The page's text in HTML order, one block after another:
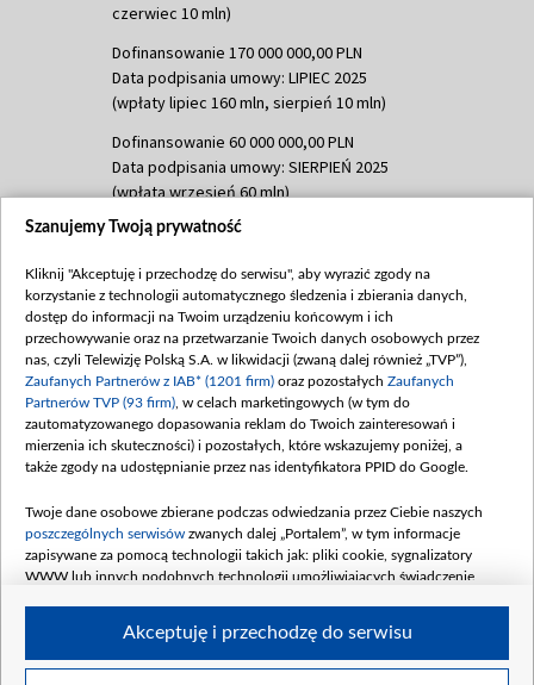
czerwiec 10 mln)
Dofinansowanie 170 000 000,00 PLN
Data podpisania umowy: LIPIEC 2025
(wpłaty lipiec 160 mln, sierpień 10 mln)
Dofinansowanie 60 000 000,00 PLN
Data podpisania umowy: SIERPIEŃ 2025
(wpłata wrzesień 60 mln)
Dofinansowanie 635 783 051,21 PLN
(wpłata wrzesień 100 mln, październik 350
mln, listopad 265 mln)
Dofinansowanie 48 862 000,00 PLN
Data podpisania umowy: GRUDZIEŃ 2025
(wpłata grudzień 60,548 mln)
Dofinansowanie 900 000 000,00 PLN
Data podpisania umowy: LUTY 2026 (wpłata
kwiecień 180 mln, 7 maja 180 mln, 8
czerwca 90 mln)
Dofinansowanie 250 000 000,00 PLN
4 sierpnia 250 mln
Szanujemy Twoją prywatność
Kliknij "Akceptuję i przechodzę do serwisu", aby wyrazić zgody na
korzystanie z technologii automatycznego śledzenia i zbierania danych,
dostęp do informacji na Twoim urządzeniu końcowym i ich
przechowywanie oraz na przetwarzanie Twoich danych osobowych przez
nas, czyli Telewizję Polską S.A. w likwidacji (zwaną dalej również „TVP”),
Zaufanych Partnerów z IAB* (1201 firm) oraz pozostałych Zaufanych
Partnerów TVP (93 firm) , w celach marketingowych (w tym do
zautomatyzowanego dopasowania reklam do Twoich zainteresowań i
mierzenia ich skuteczności) i pozostałych, które wskazujemy poniżej, a
także zgody na udostępnianie przez nas identyfikatora PPID do Google.
Twoje dane osobowe zbierane podczas odwiedzania przez Ciebie naszych
poszczególnych serwisów zwanych dalej „Portalem”, w tym informacje
zapisywane za pomocą technologii takich jak: pliki cookie, sygnalizatory
WWW lub innych podobnych technologii umożliwiających świadczenie
Akceptuję i przechodzę do serwisu